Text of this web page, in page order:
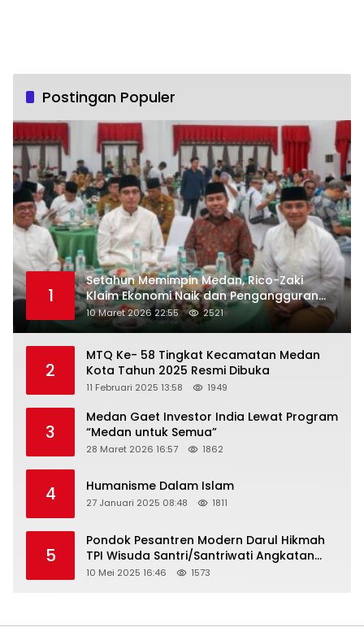
Postingan Populer
1
Setahun Memimpin Medan, Rico-Zaki
Klaim Ekonomi Naik dan Pengangguran
Turun
10 Maret 2026 22:55 2521
2
MTQ Ke- 58 Tingkat Kecamatan Medan
Kota Tahun 2025 Resmi Dibuka
11 Februari 2025 13:58 1949
3
Medan Gaet Investor India Lewat Program
“Medan untuk Semua”
28 Maret 2026 16:57 1862
4 Humanisme Dalam Islam
27 Januari 2025 08:48 1811
5
Pondok Pesantren Modern Darul Hikmah
TPI Wisuda Santri/Santriwati Angkatan
XXXIII
10 Mei 2025 16:46 1573